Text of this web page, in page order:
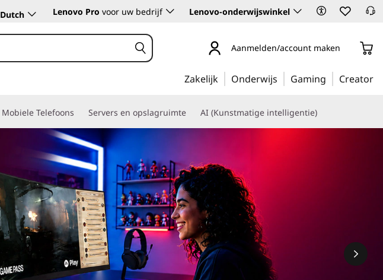
Dutch Lenovo Pro voor uw bedrijf Lenovo-onderwijswinkel
Aanmelden/account maken
Zakelijk Onderwijs Gaming Creator
Mobiele Telefoons Servers en opslagruimte AI (Kunstmatige intelligentie)